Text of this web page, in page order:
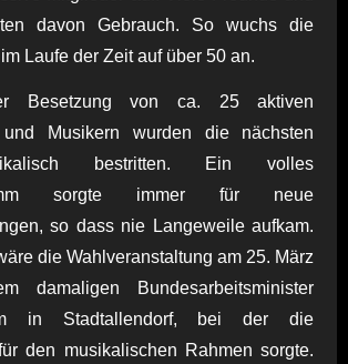
davon Gebrauch. So wuchs die
Laufe der Zeit auf über 50 an.
Besetzung von ca. 25 aktiven
und Musikern wurden die nächsten
bestritten. Ein volles
sorgte immer für neue
so dass nie Langeweile aufkam.
die Wahlveranstaltung am 25. März
damaligen Bundesarbeitsminister
in Stadtallendorf, bei der die
den musikalischen Rahmen sorgte.